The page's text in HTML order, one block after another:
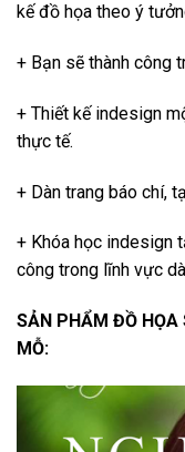
kế đồ họa theo ý
+ Bạn sẽ thành công
+ Thiết kế indesign
thực tế.
+ Dàn trang báo chí,
+ Khóa học indesign
công trong lĩnh vực
SẢN PHẨM ĐỒ HỌA
MỖ: